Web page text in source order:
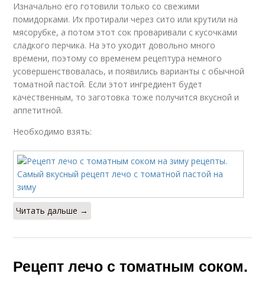
Изначально его готовили только со свежими
помидорками. Их протирали через сито или крутили на
мясорубке, а потом этот сок проваривали с кусочками
сладкого перчика. На это уходит довольно много
времени, поэтому со временем рецептура немного
усовершенствовалась, и появились варианты с обычной
томатной пастой. Если этот ингредиент будет
качественным, то заготовка тоже получится вкусной и
аппетитной.
Необходимо взять:
Читать дальше →
Рецепт лечо с томатным соком.